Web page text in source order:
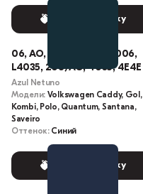
Выбрать краску
06, AO, 208, 006, 6, 0006,
L4035, 208/AO, 4035, 4E4E
Azul Netuno
Модели: Volkswagen Caddy, Gol,
Kombi, Polo, Quantum, Santana,
Saveiro
Оттенок: Синий
Выбрать краску